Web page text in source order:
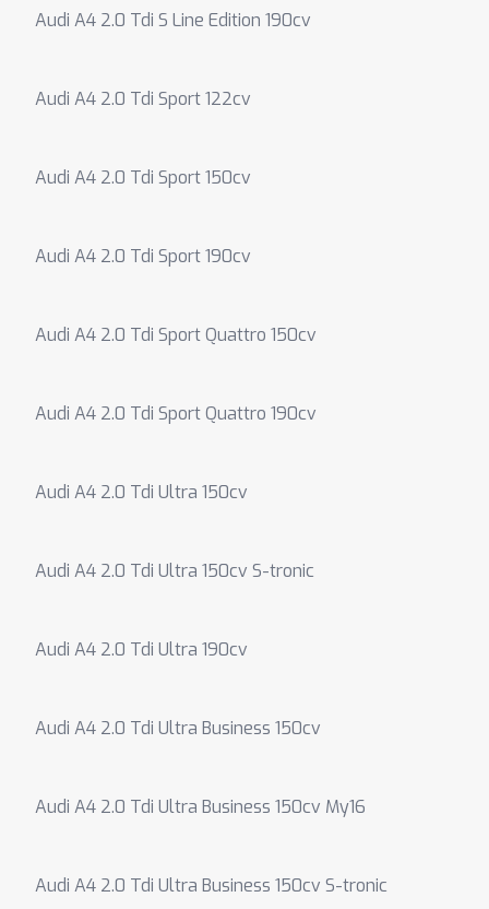
Audi A4 2.0 Tdi S Line Edition 190cv
Audi A4 2.0 Tdi Sport 122cv
Audi A4 2.0 Tdi Sport 150cv
Audi A4 2.0 Tdi Sport 190cv
Audi A4 2.0 Tdi Sport Quattro 150cv
Audi A4 2.0 Tdi Sport Quattro 190cv
Audi A4 2.0 Tdi Ultra 150cv
Audi A4 2.0 Tdi Ultra 150cv S-tronic
Audi A4 2.0 Tdi Ultra 190cv
Audi A4 2.0 Tdi Ultra Business 150cv
Audi A4 2.0 Tdi Ultra Business 150cv My16
Audi A4 2.0 Tdi Ultra Business 150cv S-tronic